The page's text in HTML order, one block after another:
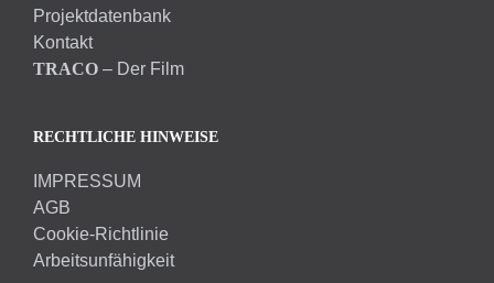
Projektdatenbank
Kontakt
TRACO – Der Film
RECHTLICHE HINWEISE
IMPRESSUM
AGB
Cookie-Richtlinie
Arbeitsunfähigkeit